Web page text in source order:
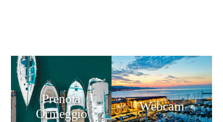
Prenota
Ormeggio
Webcam